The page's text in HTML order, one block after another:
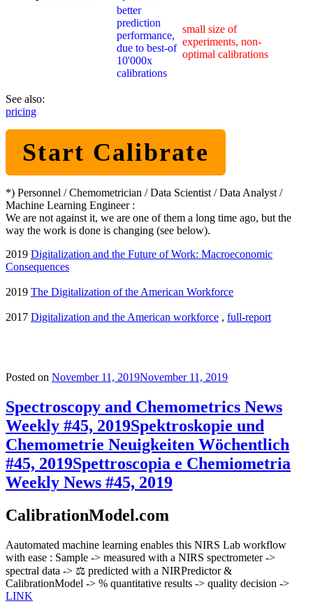
better
prediction
performance,
due to best-of
10'000x
calibrations
small size of
experiments, non-
optimal calibrations
See also:
pricing
Start Calibrate
*) Personnel / Chemometrician / Data Scientist / Data Analyst /
Machine Learning Engineer :
We are not against it, we are one of them a long time ago, but the
way the work is done is changing (see below).
2019 Digitalization and the Future of Work: Macroeconomic
Consequences
2019 The Digitalization of the American Workforce
2017 Digitalization and the American workforce , full-report
Posted on November 11, 2019November 11, 2019
Spectroscopy and Chemometrics News
Weekly #45, 2019Spektroskopie und
Chemometrie Neuigkeiten Wöchentlich
#45, 2019Spettroscopia e Chemiometria
Weekly News #45, 2019
CalibrationModel.com
Aautomated machine learning enables this NIRS Lab workflow
with ease : Sample -> measured with a NIRS spectrometer ->
spectral data -> ⚖️ predicted with a NIRPredictor &
CalibrationModel -> % quantitative results -> quality decision ->
LINK